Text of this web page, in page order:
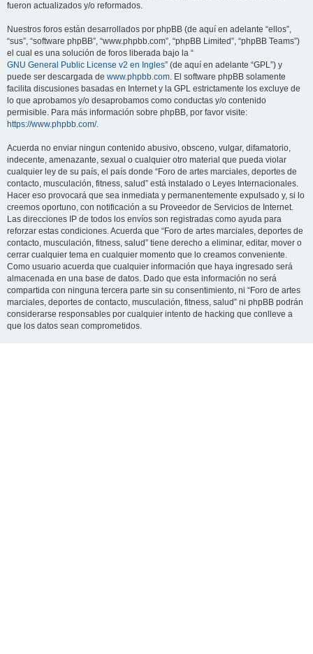
fueron actualizados y/o reformados.
Nuestros foros están desarrollados por phpBB (de aquí en adelante “ellos”,
“sus”, “software phpBB”, “www.phpbb.com”, “phpBB Limited”, “phpBB Teams”)
el cual es una solución de foros liberada bajo la “
GNU General Public License v2 en Ingles” (de aquí en adelante “GPL”) y
puede ser descargada de www.phpbb.com. El software phpBB solamente
facilita discusiones basadas en Internet y la GPL estrictamente los excluye de
lo que aprobamos y/o desaprobamos como conductas y/o contenido
permisible. Para más información sobre phpBB, por favor visite:
https://www.phpbb.com/.
Acuerda no enviar ningun contenido abusivo, obsceno, vulgar, difamatorio,
indecente, amenazante, sexual o cualquier otro material que pueda violar
cualquier ley de su país, el país donde “Foro de artes marciales, deportes de
contacto, musculación, fitness, salud” está instalado o Leyes Internacionales.
Hacer eso provocará que sea inmediata y permanentemente expulsado y, si lo
creemos oportuno, con notificación a su Proveedor de Servicios de Internet.
Las direcciones IP de todos los envíos son registradas como ayuda para
reforzar estas condiciones. Acuerda que “Foro de artes marciales, deportes de
contacto, musculación, fitness, salud” tiene derecho a eliminar, editar, mover o
cerrar cualquier tema en cualquier momento que lo creamos conveniente.
Como usuario acuerda que cualquier información que haya ingresado será
almacenada en una base de datos. Dado que esta información no será
compartida con ninguna tercera parte sin su consentimiento, ni “Foro de artes
marciales, deportes de contacto, musculación, fitness, salud” ni phpBB podrán
considerarse responsables por cualquier intento de hacking que conlleve a
que los datos sean comprometidos.